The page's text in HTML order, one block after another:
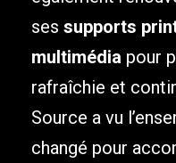
ses supports
multimédia pour
rafraîchie et
Source a vu
changé pour